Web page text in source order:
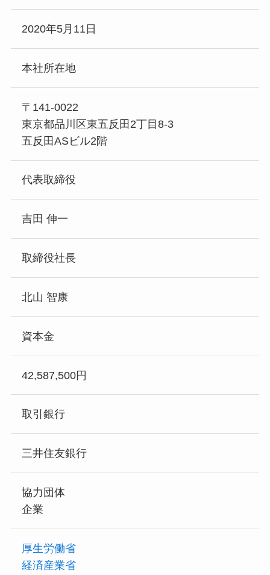
2020年5月11日
本社所在地
〒141-0022
東京都品川区東五反田2丁目8-3
五反田ASビル2階
代表取締役
吉田 伸一
取締役社長
北山 智康
資本金
42,587,500円
取引銀行
三井住友銀行
協力団体
企業
厚生労働省
経済産業省